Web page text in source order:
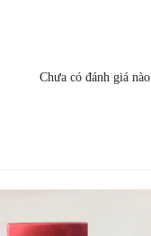
Chưa có đánh giá nào